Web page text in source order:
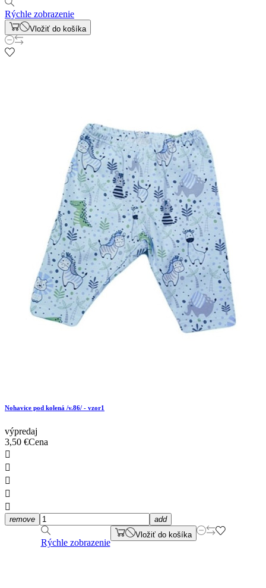
Rýchle zobrazenie
Vložiť do košíka
Nohavice pod kolená /v.86/ - vzor1
výpredaj
3,50 €Cena





remove add
Rýchle zobrazenie
Vložiť do košíka